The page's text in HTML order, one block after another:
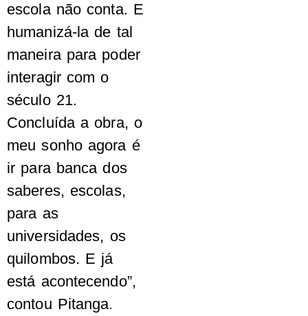
escola não conta. E
humanizá-la de tal
maneira para poder
interagir com o
século 21.
Concluída a obra, o
meu sonho agora é
ir para banca dos
saberes, escolas,
para as
universidades, os
quilombos. E já
está acontecendo”,
contou Pitanga.